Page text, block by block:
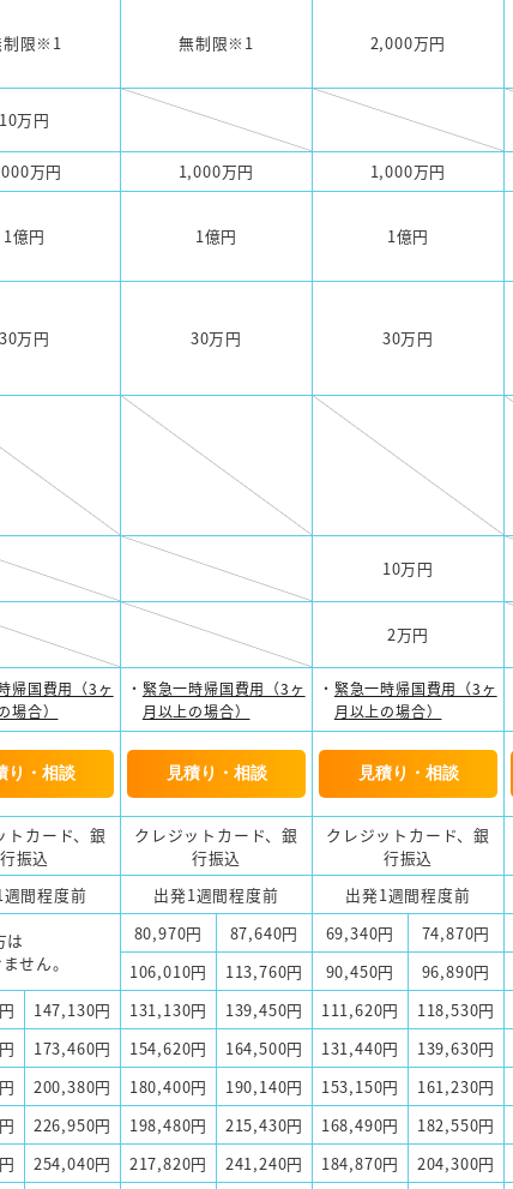
制限※1 無制限※1 2,000万円
10万円
万円 1,000万円 1,000万円
1億円 1億円 1億円
30万円 30万円 30万円
10万円
2万円
帰国費用（3ヶ
場合）
緊急一時帰国費用（3ヶ
月以上の場合）
緊急一時帰国費用（3ヶ
月以上の場合）
り・相談 見積り・相談 見積り・相談
トカード、銀
行振込
クレジットカード、銀
行振込
クレジットカード、銀
行振込
間程度前 出発1週間程度前 出発1週間程度前
は
せん。
80,970円 87,640円 69,340円 74,870円
106,010円 113,760円 90,450円 96,890円
147,130円 131,130円 139,450円 111,620円 118,530円
173,460円 154,620円 164,500円 131,440円 139,630円
200,380円 180,400円 190,140円 153,150円 161,230円
226,950円 198,480円 215,430円 168,490円 182,550円
254,040円 217,820円 241,240円 184,870円 204,300円